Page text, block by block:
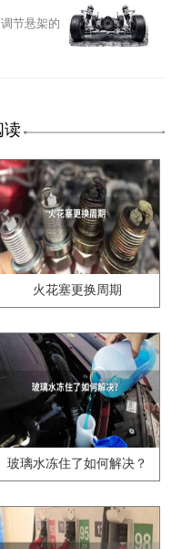
节悬架的
读
火花塞更换周期
玻璃水冻住了如何解决？